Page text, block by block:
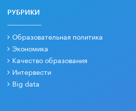
РУБРИКИ
Образовательная политика
Экономика
Качество образования
Интервести
Big data